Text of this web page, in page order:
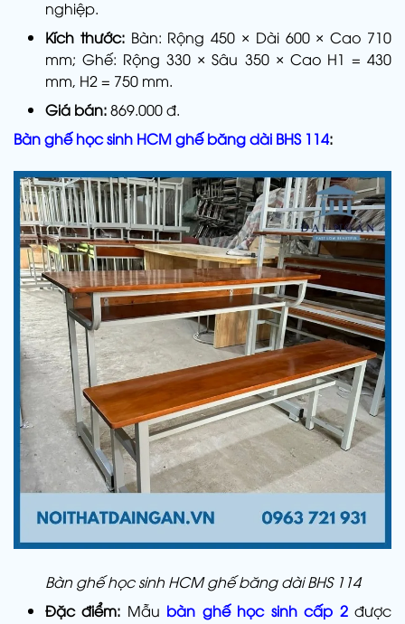
nghiệp.
Kích thước:Bàn: Rộng 450 × Dài 600 × Cao 710
mm; Ghế: Rộng 330 × Sâu 350 × Cao H1 = 430
mm, H2 = 750 mm.
Giá bán:869.000 đ.
Bàn ghế học sinh HCM ghế băng dài BHS 114:
Bàn ghế học sinh HCM ghế băng dài BHS 114
Đặc điểm: Mẫu bàn ghế học sinh cấp 2 được